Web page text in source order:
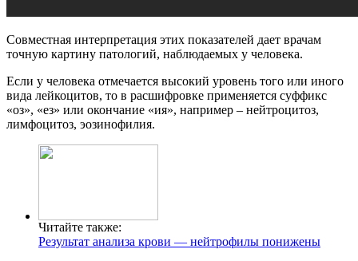
Совместная интерпретация этих показателей дает врачам
точную картину патологий, наблюдаемых у человека.
Если у человека отмечается высокий уровень того или иного
вида лейкоцитов, то в расшифровке применяется суффикс
«оз», «ез» или окончание «ия», например – нейтроцитоз,
лимфоцитоз, эозинофилия.
Читайте также:
Результат анализа крови — нейтрофилы понижены